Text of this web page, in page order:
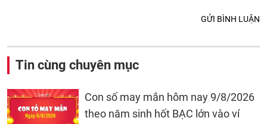
GỬI BÌNH LUẬN
Tin cùng chuyên mục
Con số may mắn hôm nay 9/8/2026
theo năm sinh hốt BẠC lớn vào ví